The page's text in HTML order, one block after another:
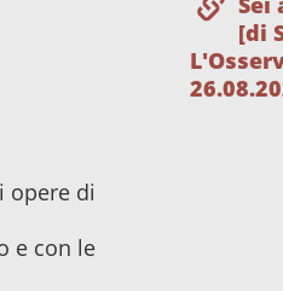
opere di
e con le
[di